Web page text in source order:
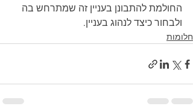
החולמת להתבונן בעניין זה שמתרחש בה
ולבחור כיצד לנהוג בעניין.
חלומות